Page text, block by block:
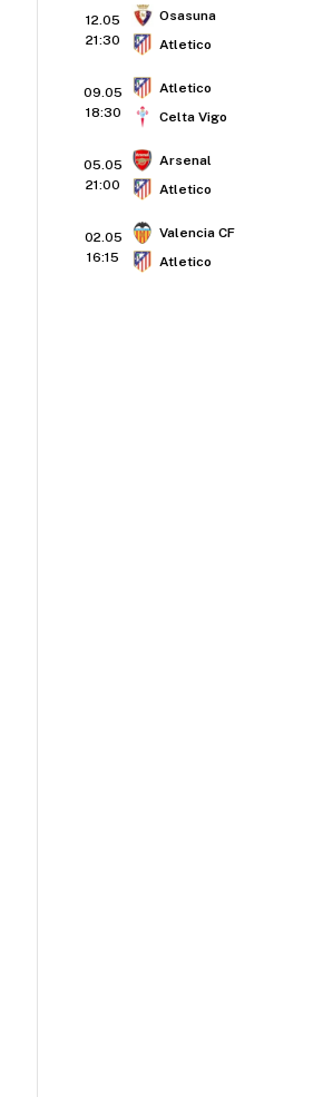
12.05
21:30
Osasuna
Atletico
09.05
18:30
Atletico
Celta Vigo
05.05
21:00
Arsenal
Atletico
02.05
16:15
Valencia CF
Atletico